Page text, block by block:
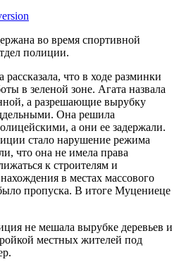
во время спортивной
полиции.
рассказала, что в ходе разминки
в зеленой зоне. Агата назвала
а разрешающие вырубку
Она решила
а они ее задержали.
стало нарушение режима
что она не имела права
к строителям и
в местах массового
пропуска. В итоге Муцениеце
не мешала вырубке деревьев и
местных жителей под